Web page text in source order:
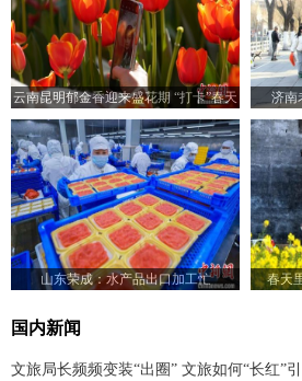
云南昆明郁金香迎来盛花期 “打卡”春天
的浪漫
济南
山东荣成：水产品出口加工忙 春天
国内新闻
文旅局长频频变装“出圈” 文旅如何“长红”